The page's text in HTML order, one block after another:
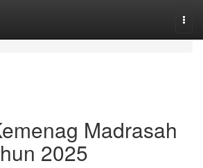
Madrasah
2025